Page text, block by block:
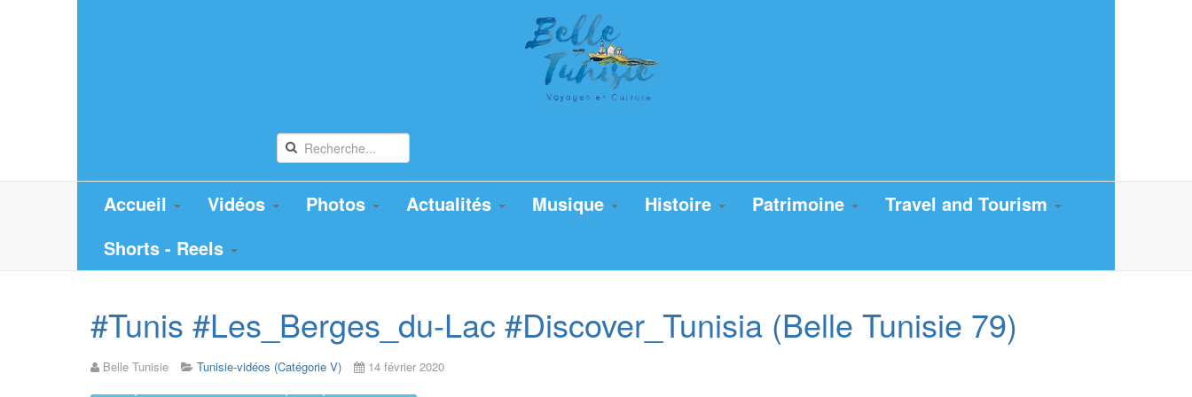
Accueil Vidéos Photos Actualités Musique Histoire Patrimoine
Travel and Tourism
Shorts - Reels
#Tunis #Les_Berges_du-Lac #Discover_Tunisia (Belle Tunisie 79)
Belle Tunisie Tunisie-vidéos (Catégorie V) 14 février 2020